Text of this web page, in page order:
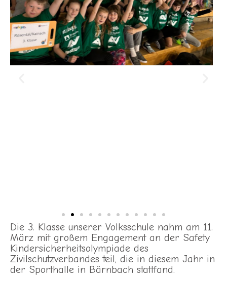
Die 3. Klasse unserer Volksschule nahm am 11.
März mit großem Engagement an der Safety
Kindersicherheitsolympiade des
Zivilschutzverbandes teil, die in diesem Jahr in
der Sporthalle in Bärnbach stattfand.